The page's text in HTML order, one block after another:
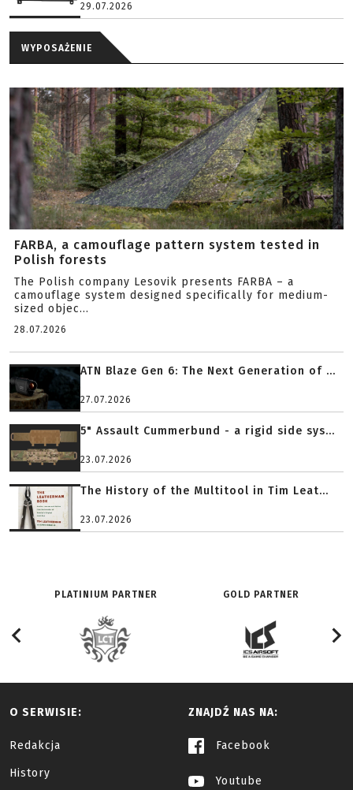
29.07.2026
WYPOSAŻENIE
FARBA, a camouflage pattern system tested in
Polish forests
The Polish company Lesovik presents FARBA – a
camouflage system designed specifically for medium-
sized objec...
28.07.2026
ATN Blaze Gen 6: The Next Generation of ...
27.07.2026
5" Assault Cummerbund - a rigid side sys...
23.07.2026
The History of the Multitool in Tim Leat...
23.07.2026
PLATINIUM PARTNER GOLD PARTNER
O SERWISIE:
Redakcja
History
ZNAJDŹ NAS NA:
Facebook
Youtube